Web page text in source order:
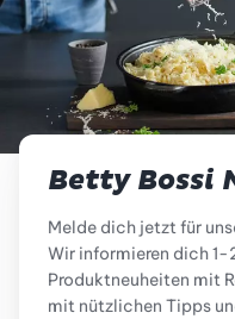
Betty Bossi
Melde dich jetzt für
Wir informieren dich
Produktneuheiten mit
mit nützlichen Tipps